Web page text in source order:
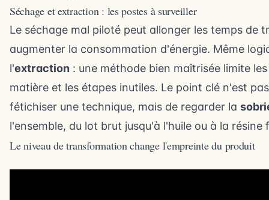
Séchage et extraction : les postes à surveiller
Le séchage mal piloté peut allonger les temps de
augmenter la consommation d'énergie. Même
l'extraction : une méthode bien maîtrisée limite
matière et les étapes inutiles. Le point clé n'est
fétichiser une technique, mais de regarder la
l'ensemble, du lot brut jusqu'à l'huile ou à la résine
Le niveau de transformation change l'empreinte du produit